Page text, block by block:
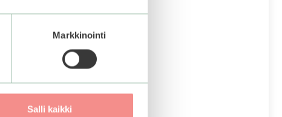
Markkinointi
Salli kaikki